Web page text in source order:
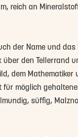
reich an
der Name und
über den Tellerrand
dem
für möglich
süffig,